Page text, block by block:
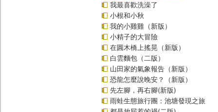
我最喜歡洗澡了
小根和小秋
我的小雞雞（新版）
小精子的大冒險
在圓木橋上搖晃（新版）
白雲麵包（二版）
山田家的氣象報告（新版）
恐龍怎麼說晚安？（新版）
先左腳，再右腳(新版)
雨蛙生態旅行團：池塘發現之旅